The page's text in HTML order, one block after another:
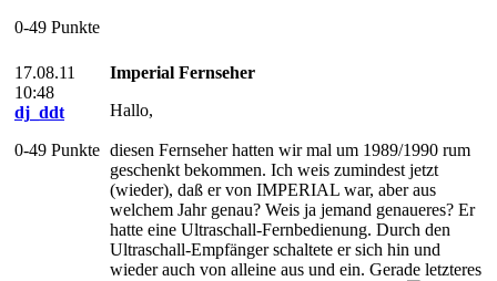
0-49 Punkte
17.08.11
10:48
dj_ddt
0-49 Punkte
Imperial Fernseher
Hallo,
diesen Fernseher hatten wir mal um 1989/1990 rum
geschenkt bekommen. Ich weis zumindest jetzt
(wieder), daß er von IMPERIAL war, aber aus
welchem Jahr genau? Weis ja jemand genaueres? Er
hatte eine Ultraschall-Fernbedienung. Durch den
Ultraschall-Empfänger schaltete er sich hin und
wieder auch von alleine aus und ein. Gerade letzteres